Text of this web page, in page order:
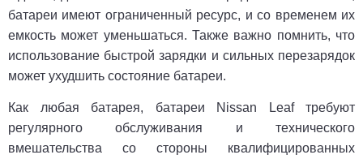
батареи имеют ограниченный ресурс, и со временем их
емкость может уменьшаться. Также важно помнить, что
использование быстрой зарядки и сильных перезарядок
может ухудшить состояние батареи.
Как любая батарея, батареи Nissan Leaf требуют
регулярного обслуживания и технического
вмешательства со стороны квалифицированных